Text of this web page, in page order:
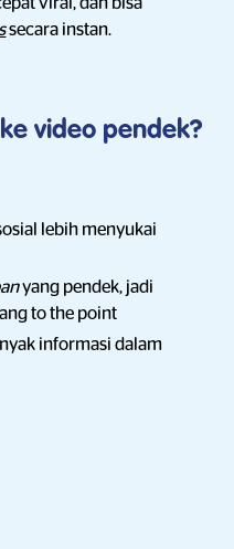
secara instan.
video pendek?
lebih menyukai
yang pendek, jadi
to the point
informasi dalam